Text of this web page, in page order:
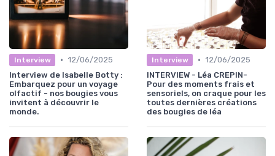
Interview • 12/06/2025
Interview de Isabelle Botty :
Embarquez pour un voyage
olfactif - nos bougies vous
invitent à découvrir le
monde.
Interview • 12/06/2025
INTERVIEW - Léa CREPIN-
Pour des moments frais et
sensoriels, on craque pour les
toutes dernières créations
des bougies de léa